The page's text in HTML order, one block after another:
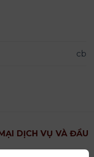
cb
DỊCH VỤ VÀ ĐẦU